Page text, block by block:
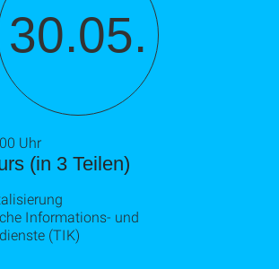
30.05.
(in 3 Teilen)
Uhr
Informations- und
(TIK)